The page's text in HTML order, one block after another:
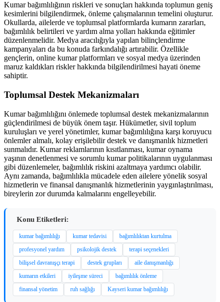
Kumar bağımlılığının riskleri ve sonuçları hakkında toplumun geniş
kesimlerini bilgilendirmek, önleme çalışmalarının temelini oluşturur.
Okullarda, ailelerde ve toplumsal platformlarda kumarın zararları,
bağımlılık belirtileri ve yardım alma yolları hakkında eğitimler
düzenlenmelidir. Medya aracılığıyla yapılan bilinçlendirme
kampanyaları da bu konuda farkındalığı artırabilir. Özellikle
gençlerin, online kumar platformları ve sosyal medya üzerinden
maruz kaldıkları riskler hakkında bilgilendirilmesi hayati öneme
sahiptir.
Toplumsal Destek Mekanizmaları
Kumar bağımlılığını önlemede toplumsal destek mekanizmalarının
güçlendirilmesi de büyük önem taşır. Hükümetler, sivil toplum
kuruluşları ve yerel yönetimler, kumar bağımlılığına karşı koruyucu
önlemler almalı, kolay erişilebilir destek ve danışmanlık hizmetleri
sunmalıdır. Kumar reklamlarının kısıtlanması, kumar oynama
yaşının denetlenmesi ve sorumlu kumar politikalarının uygulanması
gibi düzenlemeler, bağımlılık riskini azaltmaya yardımcı olabilir.
Aynı zamanda, bağımlılıkla mücadele eden ailelere yönelik sosyal
hizmetlerin ve finansal danışmanlık hizmetlerinin yaygınlaştırılması,
bireylerin zor durumda kalmalarını engelleyebilir.
Konu Etiketleri:
kumar bağımlılığı kumar tedavisi
bağımlılıktan kurtulma
profesyonel yardım
psikolojik destek
terapi seçenekleri
bilişsel davranışçı terapi
destek grupları
aile danışmanlığı
kumarın etkileri
iyileşme süreci
bağımlılık önleme
finansal yönetim
ruh sağlığı Kayseri kumar bağımlılığı